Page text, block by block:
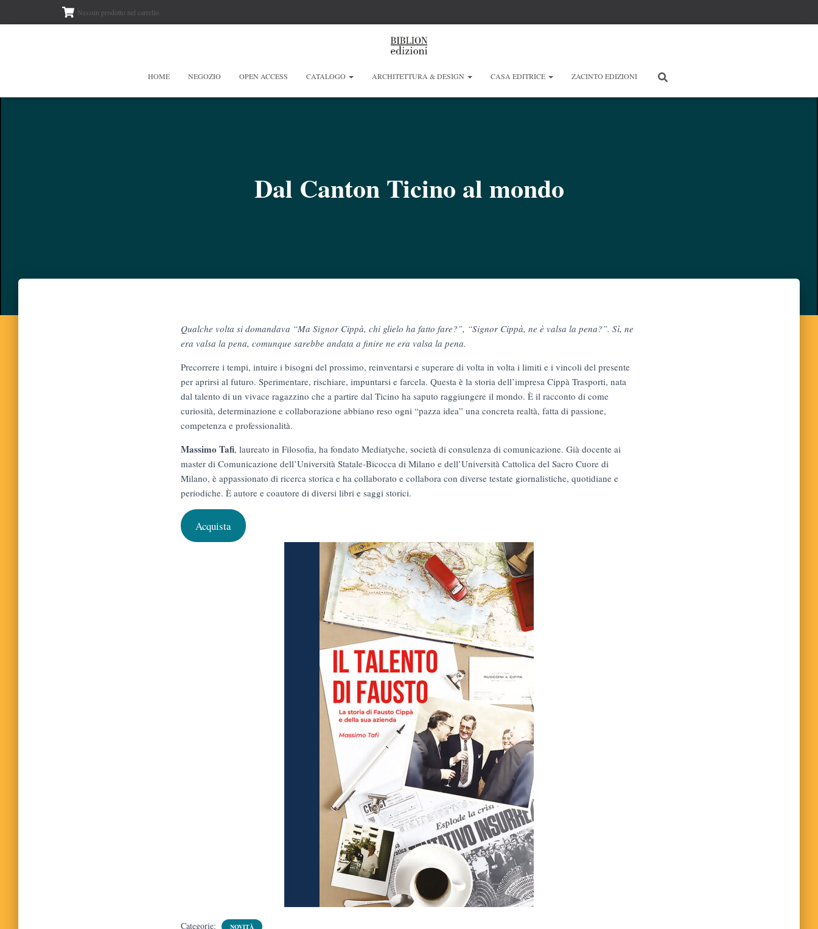
Nessun prodotto nel carrello.
HOME NEGOZIO OPEN ACCESS CATALOGO ARCHITETTURA & DESIGN CASA EDITRICE ZACINTO EDIZIONI
Dal Canton Ticino al mondo
Qualche volta si domandava “Ma Signor Cippà, chi glielo ha fatto fare?”, “Signor Cippà, ne è valsa la pena?”. Sì, ne
era valsa la pena, comunque sarebbe andata a finire ne era valsa la pena.
Precorrere i tempi, intuire i bisogni del prossimo, reinventarsi e superare di volta in volta i limiti e i vincoli del presente
per aprirsi al futuro. Sperimentare, rischiare, impuntarsi e farcela. Questa è la storia dell’impresa Cippà Trasporti, nata
dal talento di un vivace ragazzino che a partire dal Ticino ha saputo raggiungere il mondo. È il racconto di come
curiosità, determinazione e collaborazione abbiano reso ogni “pazza idea” una concreta realtà, fatta di passione,
competenza e professionalità.
Massimo Tafi, laureato in Filosofia, ha fondato Mediatyche, società di consulenza di comunicazione. Già docente ai
master di Comunicazione dell’Università Statale-Bicocca di Milano e dell’Università Cattolica del Sacro Cuore di
Milano, è appassionato di ricerca storica e ha collaborato e collabora con diverse testate giornalistiche, quotidiane e
periodiche. È autore e coautore di diversi libri e saggi storici.
Acquista
Categorie: NOVITÀ